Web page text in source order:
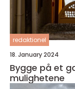
redaktionel
18. January 2024
Bygge på et
mulighetene